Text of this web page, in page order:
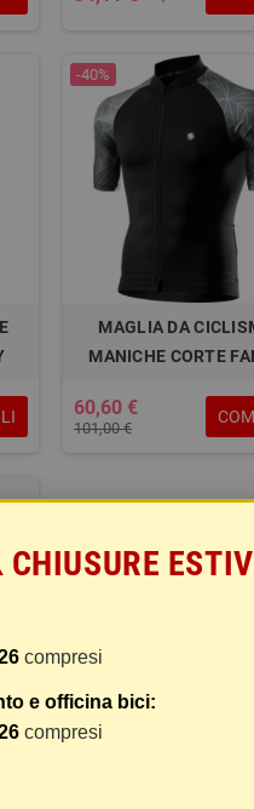
-40%
MAGLIA DA
MANICHE CORTE
60,60 €
101,00 €
compresi
e officina bici:
compresi